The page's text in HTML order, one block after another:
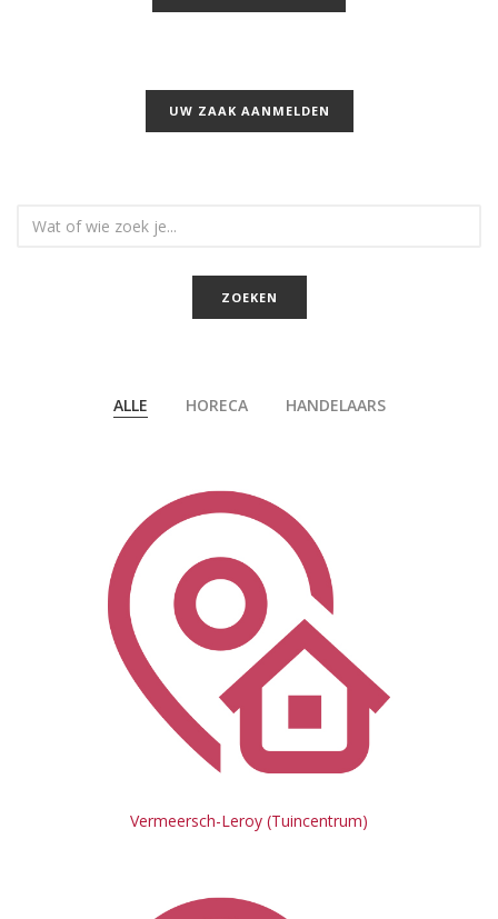
UW ZAAK AANMELDEN
wie
zoek
ZOEKEN
ALLE HORECA HANDELAARS
Vermeersch-Leroy (Tuincentrum)